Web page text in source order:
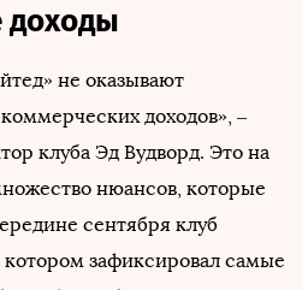
доходы
не оказывают
доходов», –
клуба Эд Вудворд. Это на
нюансов, которые
сентября клуб
зафиксировал самые